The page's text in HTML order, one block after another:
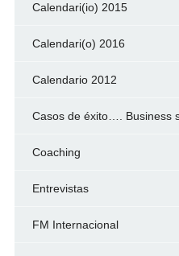
Calendari(io) 2015
Calendari(o) 2016
Calendario 2012
Casos de éxito…. Business
Coaching
Entrevistas
FM Internacional